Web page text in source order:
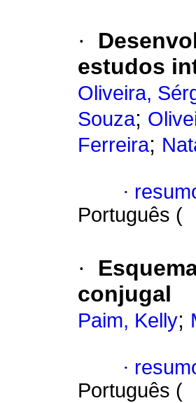
·
estudos
Oliveira,
Souza;
Ferreira;
·
Português (
·
conjugal
Paim, Kelly;
·
Português (